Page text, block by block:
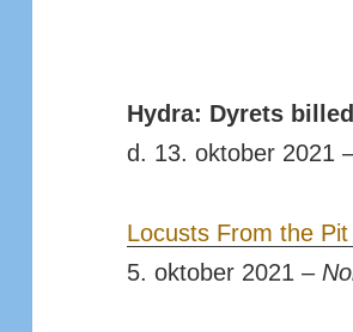
Hydra: Dyrets
d. 13. oktober 2021
Locusts From the Pit
5. oktober 2021 –